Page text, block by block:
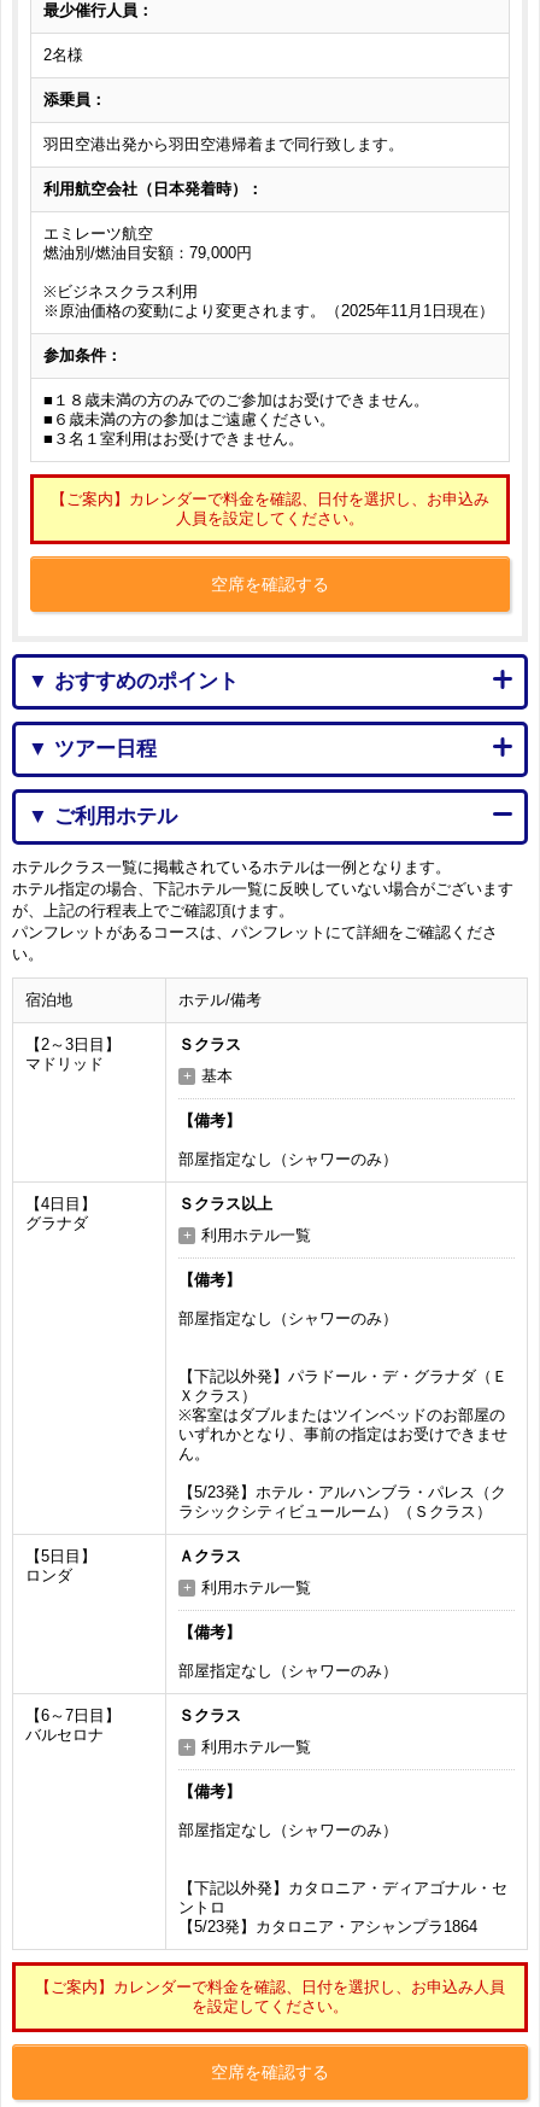
最少催行人員：
2名様
添乗員：
羽田空港出発から羽田空港帰着まで同行致します。
利用航空会社（日本発着時）：
エミレーツ航空
燃油別/燃油目安額：79,000円
※ビジネスクラス利用
※原油価格の変動により変更されます。（2025年11月1日現在）
参加条件：
■１８歳未満の方のみでのご参加はお受けできません。
■６歳未満の方の参加はご遠慮ください。
■３名１室利用はお受けできません。
【ご案内】カレンダーで料金を確認、日付を選択し、お申込み
人員を設定してください。
空席を確認する
▼ おすすめのポイント
▼ ツアー日程
▼ ご利用ホテル
ホテルクラス一覧に掲載されているホテルは一例となります。
ホテル指定の場合、下記ホテル一覧に反映していない場合がございます
が、上記の行程表上でご確認頂けます。
パンフレットがあるコースは、パンフレットにて詳細をご確認くださ
い。
宿泊地 ホテル/備考
【2～3日目】
マドリッド
Ｓクラス
基本
【備考】
部屋指定なし（シャワーのみ）
【4日目】
グラナダ
Ｓクラス以上
利用ホテル一覧
【備考】
部屋指定なし（シャワーのみ）
【下記以外発】パラドール・デ・グラナダ（Ｅ
Ｘクラス）
※客室はダブルまたはツインベッドのお部屋の
いずれかとなり、事前の指定はお受けできませ
ん。
【5/23発】ホテル・アルハンブラ・パレス（ク
ラシックシティビュールーム）（Ｓクラス）
【5日目】
ロンダ
Ａクラス
利用ホテル一覧
【備考】
部屋指定なし（シャワーのみ）
【6～7日目】
バルセロナ
Ｓクラス
利用ホテル一覧
【備考】
部屋指定なし（シャワーのみ）
【下記以外発】カタロニア・ディアゴナル・セ
ントロ
【5/23発】カタロニア・アシャンプラ1864
【ご案内】カレンダーで料金を確認、日付を選択し、お申込み人員
を設定してください。
空席を確認する